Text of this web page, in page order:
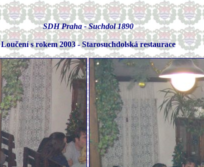
SDH Praha - Suchdol 1890
Loučení s rokem 2003 - Starosuchdolská restaurace